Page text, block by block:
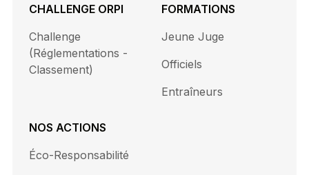
CHALLENGE ORPI
Challenge
(Réglementations -
Classement)
FORMATIONS
Jeune Juge
Officiels
Entraîneurs
NOS ACTIONS
Éco-Responsabilité